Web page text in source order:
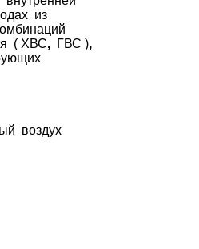
из
( ХВС, ГВС ),
воздух